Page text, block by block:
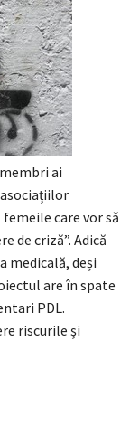
ai
care vor să
de criză”. Adică
medicală, deși
are în spate
PDL.
riscurile și